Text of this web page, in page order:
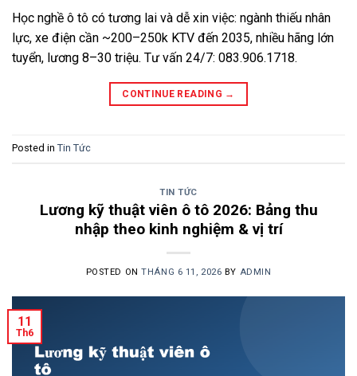
Học nghề ô tô có tương lai và dễ xin việc: ngành thiếu nhân
lực, xe điện cần ~200–250k KTV đến 2035, nhiều hãng lớn
tuyển, lương 8–30 triệu. Tư vấn 24/7: 083.906.1718.
CONTINUE READING →
Posted in Tin Tức
TIN TỨC
Lương kỹ thuật viên ô tô 2026: Bảng thu
nhập theo kinh nghiệm & vị trí
POSTED ONTHÁNG 6 11, 2026 BY ADMIN
11
Th6